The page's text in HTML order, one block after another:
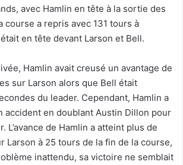
avec Hamlin en tête à la sortie des
course a repris avec 131 tours à
en tête devant Larson et Bell.
Hamlin avait creusé un avantage de
sur Larson alors que Bell était
du leader. Cependant, Hamlin a
accident en doublant Austin Dillon pour
L’avance de Hamlin a atteint plus de
Larson à 25 tours de la fin de la course,
inattendu, sa victoire ne semblait